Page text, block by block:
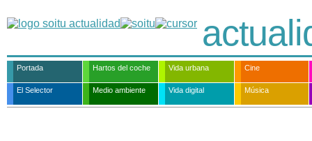
Portada Hartos del coche Vida urbana Cine
El Selector Medio ambiente Vida digital Música